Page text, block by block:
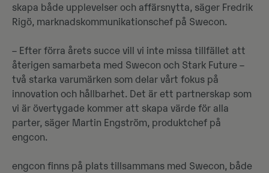
skapa både upplevelser och affärsnytta, säger Fredrik
Rigö, marknadskommunikationschef på Swecon.
– Efter förra årets succe vill vi inte missa tillfället att
återigen samarbeta med Swecon och Stark Future –
två starka varumärken som delar vårt fokus på
innovation och hållbarhet. Det är ett partnerskap som
vi är övertygade kommer att skapa värde för alla
parter, säger Martin Engström, produktchef på
engcon.
engcon finns på plats tillsammans med Swecon, både